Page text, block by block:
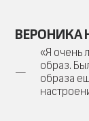
ВЕРОНИКА
«Я очень
образ.
образа